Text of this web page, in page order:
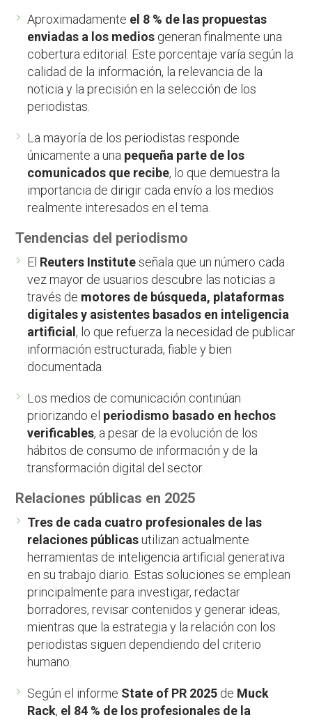
Aproximadamente el 8 % de las propuestas
enviadas a los medios generan finalmente una
cobertura editorial. Este porcentaje varía según la
calidad de la información, la relevancia de la
noticia y la precisión en la selección de los
periodistas.
La mayoría de los periodistas responde
únicamente a una pequeña parte de los
comunicados que recibe, lo que demuestra la
importancia de dirigir cada envío a los medios
realmente interesados en el tema.
Tendencias del periodismo
El Reuters Instituteseñala que un número cada
vez mayor de usuarios descubre las noticias a
través de motores de búsqueda, plataformas
digitales y asistentes basados en inteligencia
artificial , lo que refuerza la necesidad de publicar
información estructurada, fiable y bien
documentada.
Los medios de comunicación continúan
priorizando el periodismo basado en hechos
verificables, a pesar de la evolución de los
hábitos de consumo de información y de la
transformación digital del sector.
Relaciones públicas en 2025
Tres de cada cuatro profesionales de las
relaciones públicas utilizan actualmente
herramientas de inteligencia artificial generativa
en su trabajo diario. Estas soluciones se emplean
principalmente para investigar, redactar
borradores, revisar contenidos y generar ideas,
mientras que la estrategia y la relación con los
periodistas siguen dependiendo del criterio
humano.
Según el informe State of PR 2025 de Muck
Rack, el 84 % de los profesionales de la